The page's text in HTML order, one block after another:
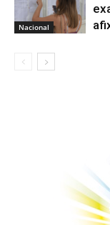
Nacional